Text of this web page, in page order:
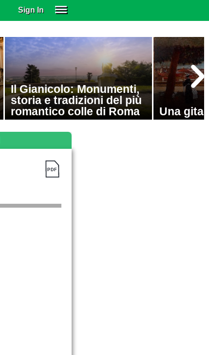
Sign In
EDUCATIONAL LICENSES
GIFT CARDS
OTHER LANGUAGES
ABOUT US
ALEXA
Il Gianicolo: Monumenti,
storia e tradizioni del più
romantico colle di Roma
Una gita